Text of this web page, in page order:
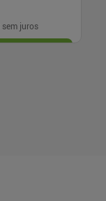
sem juros